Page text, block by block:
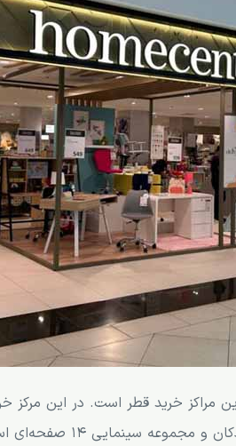
مراکز خرید قطر است. در این
مانند فروشگاه‌ ها، فضای